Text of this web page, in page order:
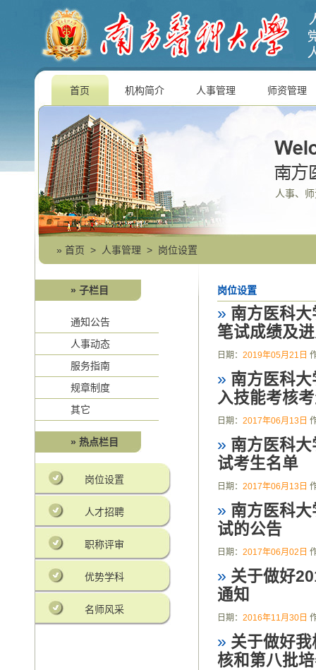
首页 机构简介 人事管理 师资管理
人事、
» 首页 > 人事管理 > 岗位设置
» 子栏目
通知公告
人事动态
服务指南
规章制度
其它
» 热点栏目
岗位设置
人才招聘
职称评审
优势学科
名师风采
岗位设置
» 南方医科
笔试成绩及
日期： 2019年05月21日
» 南方医科
入技能考核
日期： 2017年06月13日
» 南方医科
试考生名单
日期： 2017年06月13日
» 南方医科
试的公告
日期： 2017年06月02日
» 关于做好
通知
日期： 2016年11月30日
» 关于做好
核和第八批